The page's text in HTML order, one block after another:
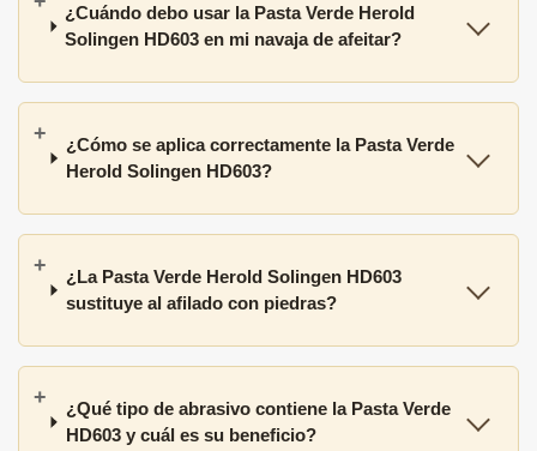
¿Cuándo debo usar la Pasta Verde Herold
Solingen HD603 en mi navaja de afeitar?
¿Cómo se aplica correctamente la Pasta Verde
Herold Solingen HD603?
¿La Pasta Verde Herold Solingen HD603
sustituye al afilado con piedras?
¿Qué tipo de abrasivo contiene la Pasta Verde
HD603 y cuál es su beneficio?